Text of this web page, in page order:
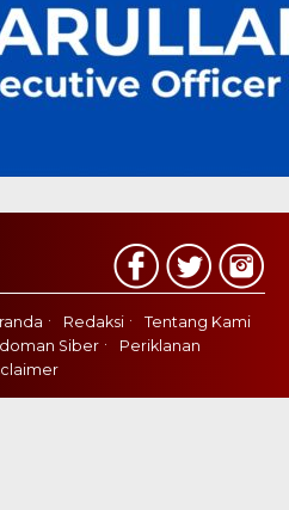
Redaksi
Tentang Kami
Siber
Periklanan